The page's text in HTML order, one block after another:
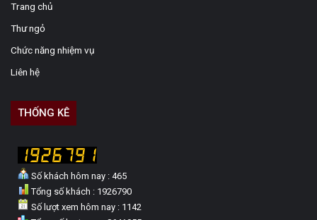
Trang chủ
Thư ngỏ
Chức năng nhiệm vụ
Liên hệ
THỐNG KÊ
Số khách hôm nay : 465
Tổng số khách : 1926790
Số lượt xem hôm nay : 1142